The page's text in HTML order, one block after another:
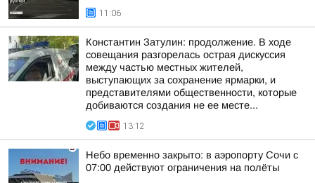
11:06
Константин Затулин: продолжение. В ходе
совещания разгорелась острая дискуссия
между частью местных жителей,
выступающих за сохранение ярмарки, и
представителями общественности, которые
добиваются создания не ее месте...
13:12
Небо временно закрыто: в аэропорту Сочи с
07:00 действуют ограничения на полёты